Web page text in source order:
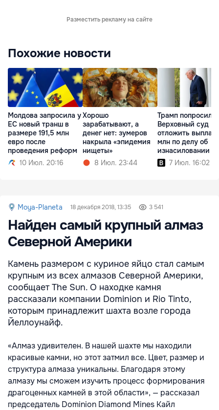
Разместить рекламу на сайте
Похожие новости
Молдова запросила у
ЕС новый транш в
размере 191,5 млн
евро после
проведения реформ
10 Июл. 20:16
Хорошо
зарабатывают, а
денег нет: зумеров
накрыла «эпидемия
нищеты»
8 Июл. 23:44
Трамп попросил
Верховный суд
отложить
млн по делу об
изнасиловании
7 Июл. 16:02
Moya-Planeta 18 декабря 2018, 13:35 3 541
Найден самый крупный алмаз
Северной Америки
Камень размером с куриное яйцо стал самым
крупным из всех алмазов Северной Америки,
сообщает The Sun. О находке камня
рассказали компании Dominion и Rio Tinto,
которым принадлежит шахта возле города
Йеллоунайф.
«Алмаз удивителен. В нашей шахте мы находили
красивые камни, но этот затмил все. Цвет, размер и
структура алмаза уникальны. Благодаря этому
алмазу мы сможем изучить процесс формирования
драгоценных камней в этой области», — рассказал
председатель Dominion Diamond Mines Кайл